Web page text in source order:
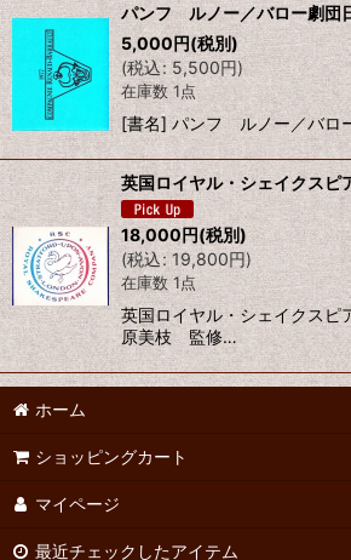
パンフ ルノー／バロー劇団
5,000円(税別)
(税込: 5,500円)
在庫数 1点
[書名] パンフ ルノー／バ
英国ロイヤル・シェイクスピ
18,000円(税別)
(税込: 19,800円)
在庫数 1点
英国ロイヤル・シェイクス
原美枝 監修…
ホーム
ショッピングカート
マイページ
最近チェックしたアイテム